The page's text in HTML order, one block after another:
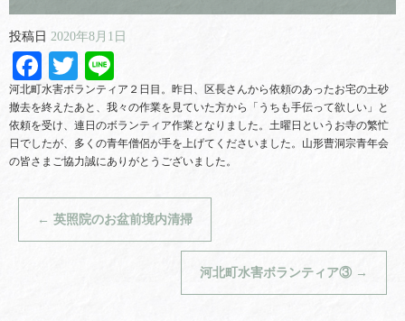
投稿日 2020年8月1日
Facebook
Twitter
河北町水害ボランティア２日目。昨日、区長さんから依頼のあったお宅の土砂
撤去を終えたあと、我々の作業を見ていた方から「うちも手伝って欲しい」と
依頼を受け、連日のボランティア作業となりました。土曜日というお寺の繁忙
日でしたが、多くの青年僧侶が手を上げてくださいました。山形曹洞宗青年会
の皆さまご協力誠にありがとうございました。
← 英照院のお盆前境内清掃
河北町水害ボランティア③ →